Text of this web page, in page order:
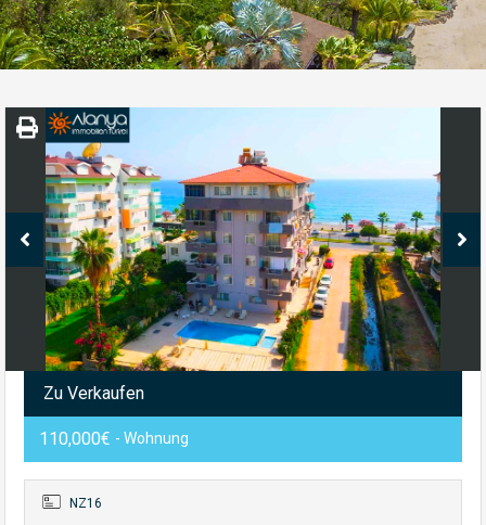
Zu Verkaufen
110,000€ - Wohnung
NZ16